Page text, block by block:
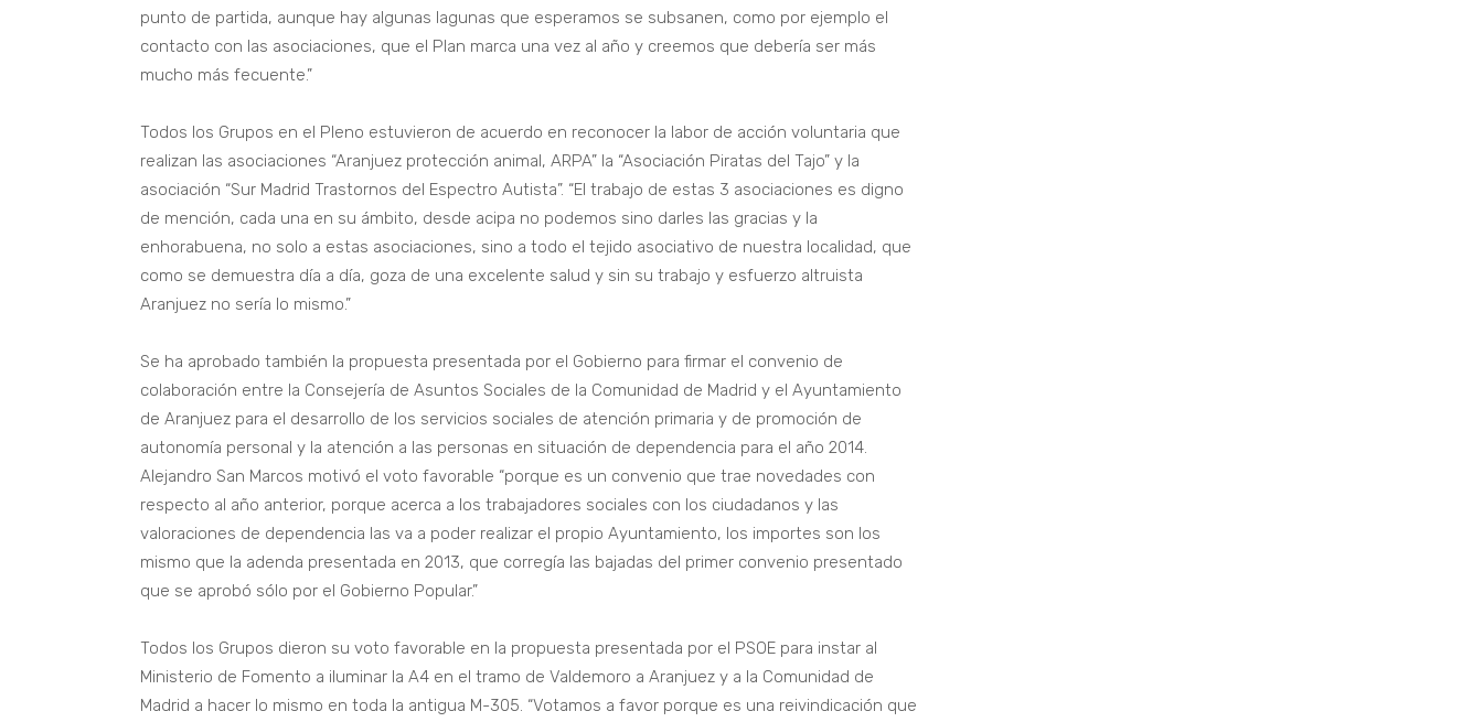
punto de partida, aunque hay algunas lagunas que esperamos se subsanen, como por ejemplo el
contacto con las asociaciones, que el Plan marca una vez al año y creemos que debería ser más
mucho más fecuente.”
Todos los Grupos en el Pleno estuvieron de acuerdo en reconocer la labor de acción voluntaria que
realizan las asociaciones “Aranjuez protección animal, ARPA” la “Asociación Piratas del Tajo” y la
asociación “Sur Madrid Trastornos del Espectro Autista”. “El trabajo de estas 3 asociaciones es digno
de mención, cada una en su ámbito, desde acipa no podemos sino darles las gracias y la
enhorabuena, no solo a estas asociaciones, sino a todo el tejido asociativo de nuestra localidad, que
como se demuestra día a día, goza de una excelente salud y sin su trabajo y esfuerzo altruista
Aranjuez no sería lo mismo.”
Se ha aprobado también la propuesta presentada por el Gobierno para firmar el convenio de
colaboración entre la Consejería de Asuntos Sociales de la Comunidad de Madrid y el Ayuntamiento
de Aranjuez para el desarrollo de los servicios sociales de atención primaria y de promoción de
autonomía personal y la atención a las personas en situación de dependencia para el año 2014.
Alejandro San Marcos motivó el voto favorable “porque es un convenio que trae novedades con
respecto al año anterior, porque acerca a los trabajadores sociales con los ciudadanos y las
valoraciones de dependencia las va a poder realizar el propio Ayuntamiento, los importes son los
mismo que la adenda presentada en 2013, que corregía las bajadas del primer convenio presentado
que se aprobó sólo por el Gobierno Popular.”
Todos los Grupos dieron su voto favorable en la propuesta presentada por el PSOE para instar al
Ministerio de Fomento a iluminar la A4 en el tramo de Valdemoro a Aranjuez y a la Comunidad de
Madrid a hacer lo mismo en toda la antigua M-305. “Votamos a favor porque es una reivindicación que